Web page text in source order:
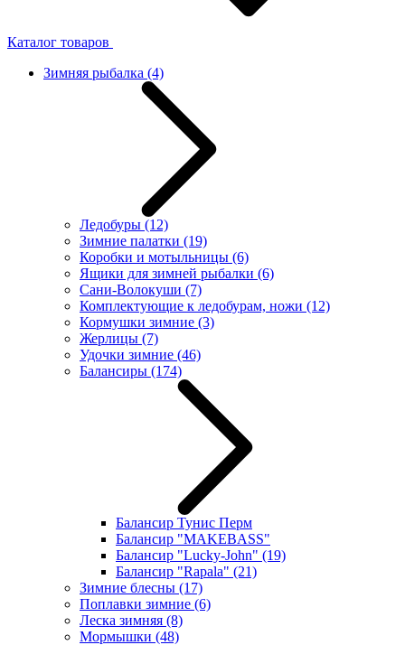
Каталог товаров
Зимняя рыбалка (4)
Ледобуры (12)
Зимние палатки (19)
Коробки и мотыльницы (6)
Ящики для зимней рыбалки (6)
Сани-Волокуши (7)
Комплектующие к ледобурам, ножи (12)
Кормушки зимние (3)
Жерлицы (7)
Удочки зимние (46)
Балансиры (174)
Балансир Тунис Перм
Балансир "MAKEBASS"
Балансир "Lucky-John" (19)
Балансир "Rapala" (21)
Зимние блесны (17)
Поплавки зимние (6)
Леска зимняя (8)
Мормышки (48)